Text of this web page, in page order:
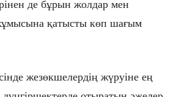
де бұрын жолдар мен
қатысты көп шағым
жезөкшелердің жүруіне ең